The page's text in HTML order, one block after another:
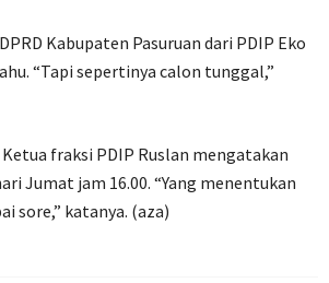
Kabupaten Pasuruan dari PDIP Eko
“Tapi sepertinya calon tunggal,”
Ketua fraksi PDIP Ruslan mengatakan
Jumat jam 16.00. “Yang menentukan
sore,” katanya. (aza)